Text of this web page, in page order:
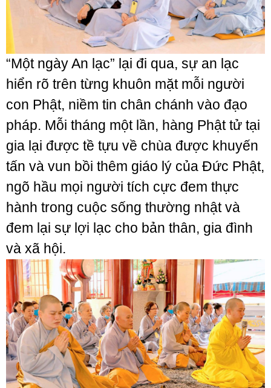
“Một ngày An lạc” lại đi qua, sự an lạc
hiển rõ trên từng khuôn mặt mỗi người
con Phật, niềm tin chân chánh vào đạo
pháp. Mỗi tháng một lần, hàng Phật tử tại
gia lại được tề tựu về chùa được khuyến
tấn và vun bồi thêm giáo lý của Đức Phật,
ngõ hầu mọi người tích cực đem thực
hành trong cuộc sống thường nhật và
đem lại sự lợi lạc cho bản thân, gia đình
và xã hội.